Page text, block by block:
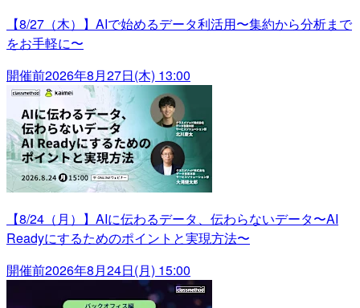
【8/27（木）】AIで始めるデータ利活用〜集約から分析まで
をお手軽に〜
開催前2026年8月27日(木) 13:00
【8/24（月）】AIに伝わるデータ、伝わらないデータ〜AI
Readyにするためのポイントと実現方法〜
開催前2026年8月24日(月) 15:00